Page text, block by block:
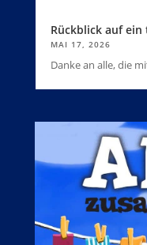
Rückblick auf ein
MAI 17, 2026
Danke an alle, die